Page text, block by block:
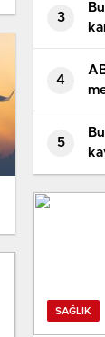
3
4
5
SAĞLIK